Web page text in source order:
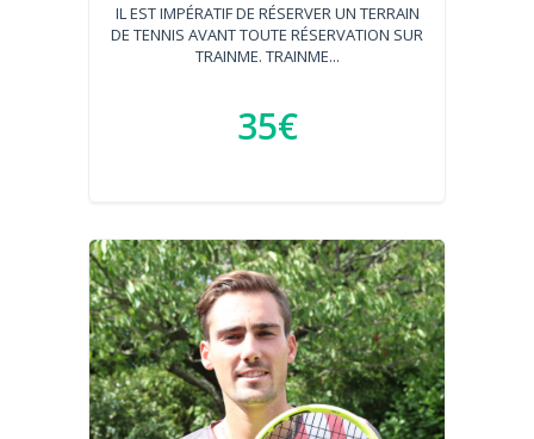
IL EST IMPÉRATIF DE RÉSERVER UN TERRAIN
DE TENNIS AVANT TOUTE RÉSERVATION SUR
TRAINME. TRAINME...
35€